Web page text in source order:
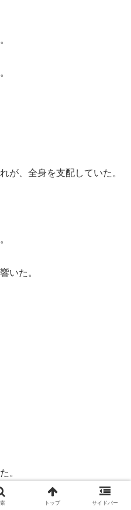
が、全身を支配していた。
いた。
。
トップ サイドバー